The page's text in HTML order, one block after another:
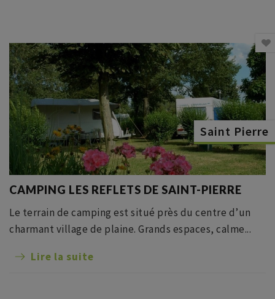
Saint Pierre
CAMPING LES REFLETS DE SAINT-PIERRE
Le terrain de camping est situé près du centre d’un
charmant village de plaine. Grands espaces, calme...
Lire la suite